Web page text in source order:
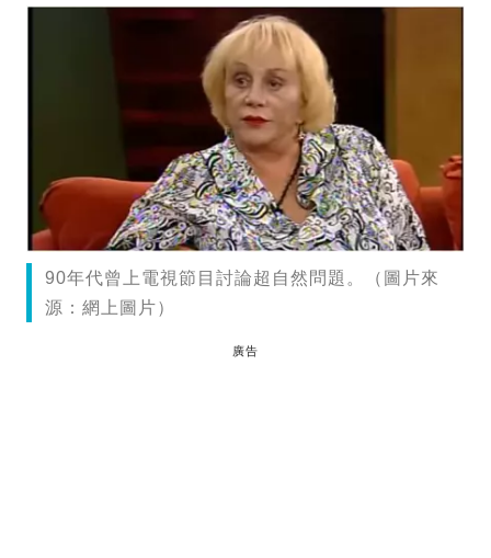
90年代曾上電視節目討論超自然問題。（圖片來
源：網上圖片）
廣告